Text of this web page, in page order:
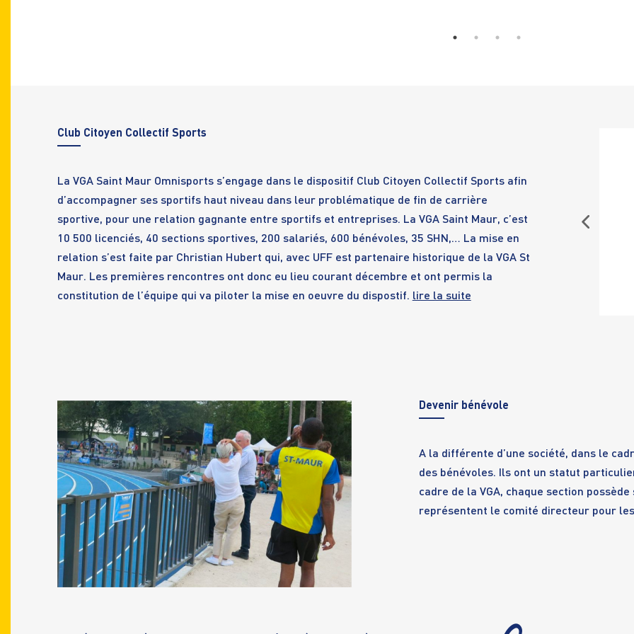
Nationale 1
N3 masc
N1 Épée masc
Club Citoyen Collectif Sports
La VGA Saint Maur Omnisports s’engage dans le dispositif Club Citoyen Collectif Sports afin
d’accompagner ses sportifs haut niveau dans leur problématique de fin de carrière
sportive, pour une relation gagnante entre sportifs et entreprises. La VGA Saint Maur, c’est
10 500 licenciés, 40 sections sportives, 200 salariés, 600 bénévoles, 35 SHN,… La mise en
relation s’est faite par Christian Hubert qui, avec UFF est partenaire historique de la VGA St
Maur. Les premières rencontres ont donc eu lieu courant décembre et ont permis la
constitution de l’équipe qui va piloter la mise en oeuvre du dispostif. lire la suite
Devenir bénévole
A la différente d’une société, dans le
des bénévoles. Ils ont un statut
cadre de la VGA, chaque section
représentent le comité directeur pour